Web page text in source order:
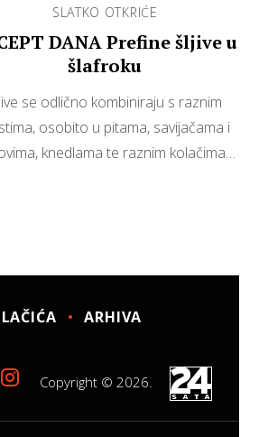
SLATKO OTKRIĆE
DANA Prefine šljive u
šlafroku
se odlično kombiniraju s raznim
osobito u pitama, savijačama i
knedlama te raznim kolačima…
ARHIVA
Copyright © 2026.